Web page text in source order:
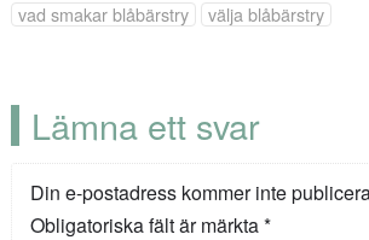
vad smakar blåbärstry
välja blåbärstry
Lämna ett svar
Din e-postadress kommer inte
Obligatoriska fält är märkta*